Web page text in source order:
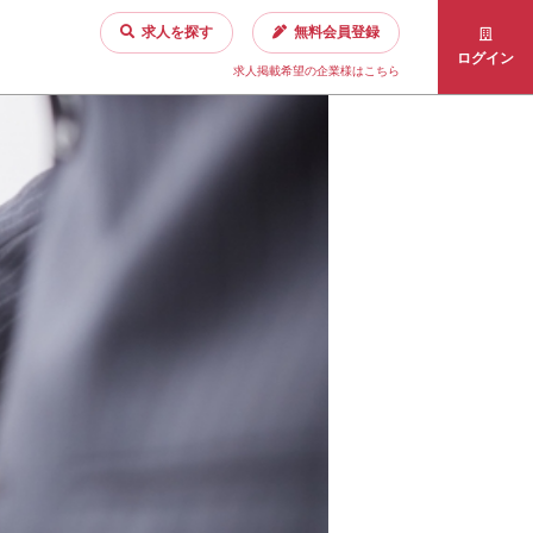
求人を探す 無料会員登録
求人掲載希望の企業様はこちら
ログイン